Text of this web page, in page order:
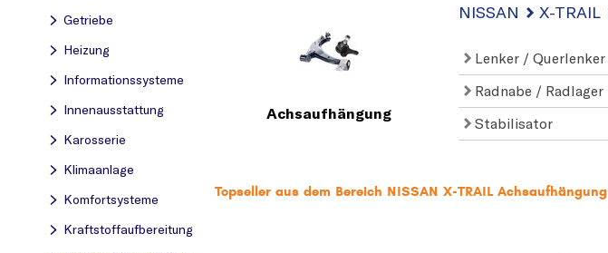
Getriebe
Heizung
Informationssysteme
Innenausstattung
Karosserie
Klimaanlage
Komfortsysteme
Kraftstoff­aufbereitung
Achsaufhängung
NISSAN X-TRAIL
Lenker / Querlenker
Radnabe / Radlager
Stabilisator
Topseller aus dem Bereich NISSAN X-TRAIL Achsaufhängung